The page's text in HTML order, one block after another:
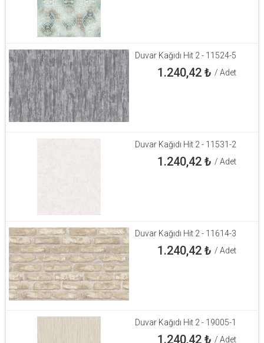
Duvar Kağıdı Hit 2 - 11524-5
1.240,42₺ / Adet
Duvar Kağıdı Hit 2 - 11531-2
1.240,42₺ / Adet
Duvar Kağıdı Hit 2 - 11614-3
1.240,42₺ / Adet
Duvar Kağıdı Hit 2 - 19005-1
1.240,42₺ / Adet